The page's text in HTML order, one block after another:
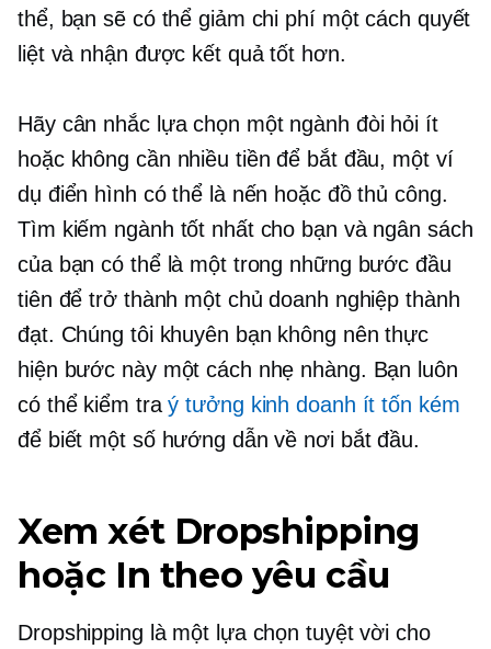
thể, bạn sẽ có thể giảm chi phí một cách quyết
liệt và nhận được kết quả tốt hơn.
Hãy cân nhắc lựa chọn một ngành đòi hỏi ít
hoặc không cần nhiều tiền để bắt đầu, một ví
dụ điển hình có thể là nến hoặc đồ thủ công.
Tìm kiếm ngành tốt nhất cho bạn và ngân sách
của bạn có thể là một trong những bước đầu
tiên để trở thành một chủ doanh nghiệp thành
đạt. Chúng tôi khuyên bạn không nên thực
hiện bước này một cách nhẹ nhàng. Bạn luôn
có thể kiểm traý tưởng kinh doanh ít tốn kém
để biết một số hướng dẫn về nơi bắt đầu.
Xem xét Dropshipping
hoặc In theo yêu cầu
Dropshipping là một lựa chọn tuyệt vời cho